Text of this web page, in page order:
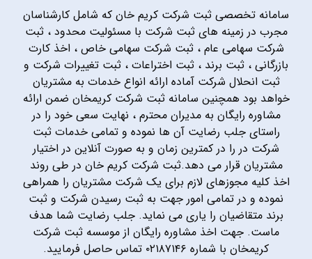
سامانه تخصصی ثبت شرکت کریم خان که شامل کارشناسان
مجرب در زمینه های ثبت شرکت با مسئولیت محدود ، ثبت
شرکت سهامی عام ، ثبت شرکت سهامی خاص ، اخذ کارت
بازرگانی ، ثبت برند ، ثبت اختراعات ، ثبت تغییرات شرکت و
ثبت انحلال شرکت آماده ارائه انواع خدمات به مشتریان
خواهد بود همچنین سامانه ثبت شرکت کریمخان ضمن ارائه
مشاوره رایگان به مدیران محترم ، نهایت سعی خود را در
راستای جلب رضایت آن ها نموده و تمامی خدمات ثبت
شرکت در را در کمترین زمان و به صورت آنلاین در اختیار
مشتریان قرار می دهد.ثبت شرکت کریم خان در طی روند
اخذ کلیه مجوزهای لازم برای یک شرکت مشتریان را همراهی
نموده و در تمامی امور جهت به ثبت رسیدن شرکت و ثبت
برند متقاضیان را یاری می نماید. جلب رضایت شما هدف
ماست. جهت اخذ مشاوره رایگان از موسسه ثبت شرکت
کریمخان با شماره ۰۲۱۸۷۱۴۶ تماس حاصل فرمایید.